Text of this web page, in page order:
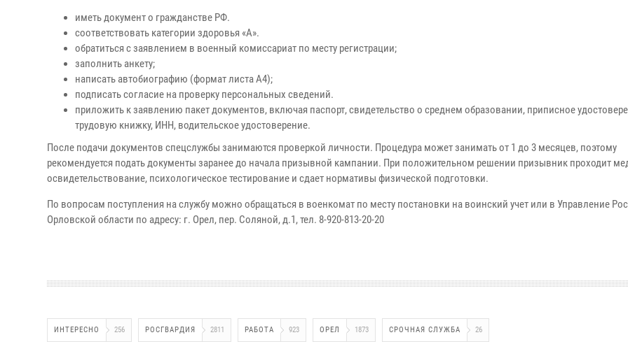
иметь документ о гражданстве РФ.
соответствовать категории здоровья «А».
обратиться с заявлением в военный комиссариат по месту регистрации;
заполнить анкету;
написать автобиографию (формат листа А4);
подписать согласие на проверку персональных сведений.
приложить к заявлению пакет документов, включая паспорт, свидетельство о среднем образовании, приписное
трудовую книжку, ИНН, водительское удостоверение.
После подачи документов спецслужбы занимаются проверкой личности. Процедура может занимать от 1 до 3 месяцев, поэтому
рекомендуется подать документы заранее до начала призывной кампании. При положительном решении призывник проходит
освидетельствование, психологическое тестирование и сдает нормативы физической подготовки.
По вопросам поступления на службу можно обращаться в военкомат по месту постановки на воинский учет или в Управление
Орловской области по адресу: г. Орел, пер. Соляной, д.1, тел. 8-920-813-20-20
ИНТЕРЕСНО 256 РОСГВАРДИЯ 2811 РАБОТА 923 ОРЕЛ 1873 СРОЧНАЯ СЛУЖБА 26